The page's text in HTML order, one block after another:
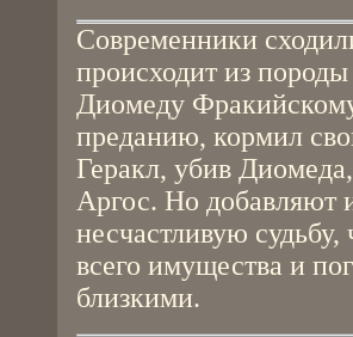
Современники
происходит из
Диомеду
преданию, кормил
Геракл, убив
Аргос. Но добавляют
несчастливую
всего имущества и
близкими.